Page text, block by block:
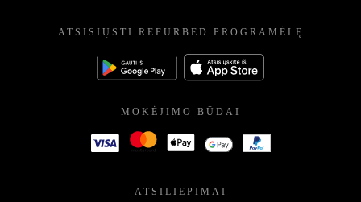
ATSISIŲSTI REFURBED PROGRAMĖLĘ
MOKĖJIMO BŪDAI
ATSILIEPIMAI